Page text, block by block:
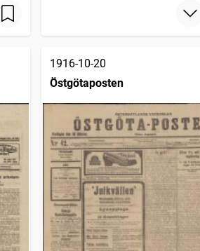
1916-10-20
Östgötaposten